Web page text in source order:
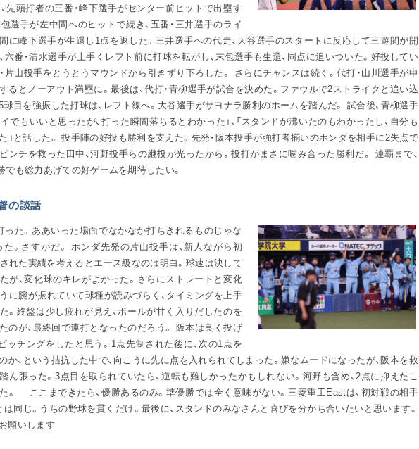
先頭打者の三番・峰下選手がセンター前ヒットで出塁す
包選手が左中間へのヒットで続き、五番・三井選手のライ
に峰下選手が生還し1点を返した。三井選手への代走、大谷選手のスタートに反応して三遊間が開
六番・清水選手が上手くレフト前に打球を転がし、末包選手も生還、同点に追いついた。好投してい
片山投手をとうとうマウンドから引きずり下ろした。 さらにチャンスは続く。代打・山川選手が申
るとノーアウト満塁に。最後は、代打・青柳選手が試合を決めた。ファウルで2ストライクと追い込
球目を強振した打球は、レフト線へ。大谷選手がサヨナラ勝利のホームを踏んだ。 試合後、青柳選手
イでもいいと思ったが、打った瞬間落ちるとわかった」、「スタンドが沸いたのもわかったし、自分も
」と話した。 投手陣の好投も勝利を支えた。先発・阪本投手が強打者揃いのホンダを相手に2失点で
ンチを救った田中、河野投手らの継投が光ったから。投打がまさに噛み合った勝利だ。 連覇まで、
でも総力あげての好ゲームを期待したい。
の談話
った。ああいった場面でなかなか打ちきれるものじゃな
た。さすがだ。 ホンダ先発の片山投手は、新人ながら初
れた実績を考えるとエース級なのは明白。球速は決して
が、変化球のキレがよかった。さらにストレートと変化
に腕が振れていて球種が読みづらく、タイミングを上手
。終盤は少し疲れが見え、ボールが甘く入りだしたのを
のが、最終回で連打となったのだろう。 阪本は良く投げ
ッチングをしたと思う。1点先制された後に、次の1点を
か、という拮抗した中で、向こうに先に点を入れられてしまった。嫌なムードになったが、阪本を救
ん張った。3点目を取られていたら、逆転も難しかったかもしれない。河野も含め、2点に抑えたこ
。 ここまできたら、優勝あるのみ。準優勝では全く意味がない。三菱重工Eastは、初対戦の相手
は同じ。うちの野球を貫くだけ。最後に、スタンドのみなさんと喜びを分かち合いたいと思います。
願いします